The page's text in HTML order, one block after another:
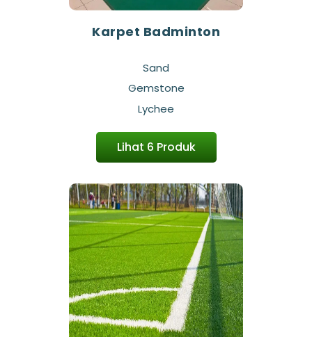
Karpet Badminton
Sand
Gemstone
Lychee
Lihat 6 Produk